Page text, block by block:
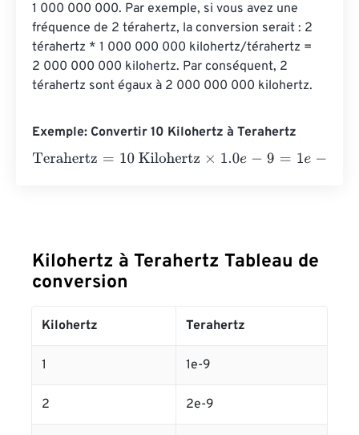
1 000 000 000. Par exemple, si vous avez une
fréquence de 2 térahertz, la conversion serait : 2
térahertz * 1 000 000 000 kilohertz/térahertz =
2 000 000 000 kilohertz. Par conséquent, 2
térahertz sont égaux à 2 000 000 000 kilohertz.
Exemple: Convertir 10 Kilohertz à Terahertz
Terahertz=10 Kilohertz×1.0e- 9= e-8 Terahertz
Kilohertz à Terahertz Tableau de
conversion
Kilohertz Terahertz
1 1e-9
2 2e-9